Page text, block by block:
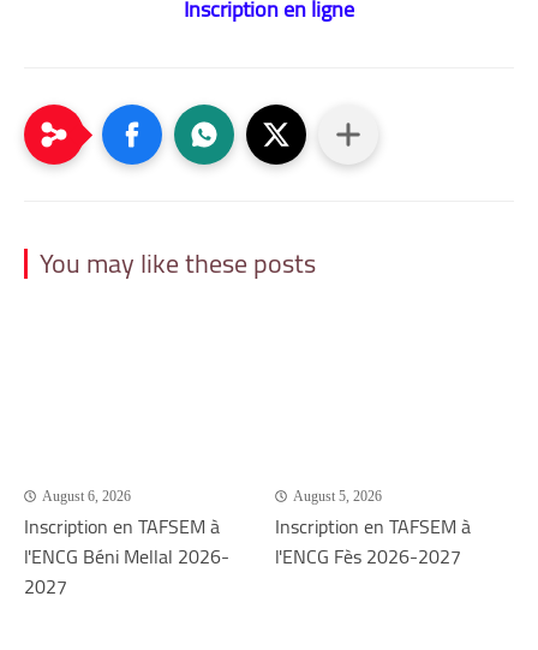
Inscription en ligne
You may like these posts
August 6, 2026
Inscription en TAFSEM à
l'ENCG Béni Mellal 2026-
2027
August 5, 2026
Inscription en TAFSEM à
l'ENCG Fès 2026-2027